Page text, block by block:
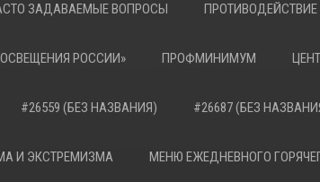
ЗАДАВАЕМЫЕ ВОПРОСЫ
РОССИИ» ПРОФМИНИМУМ
#26559 (БЕЗ НАЗВАНИЯ) #26687 (БЕЗ
И ЭКСТРЕМИЗМА МЕНЮ ЕЖЕДНЕВНОГО